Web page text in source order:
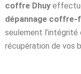
coffre Dhuy
dépannage coffre-
seulement l’intégrité
récupération de vos